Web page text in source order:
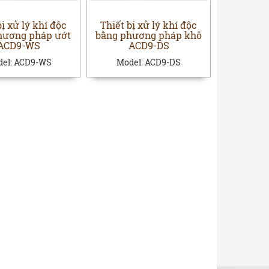
xử lý khí độc
pháp ướt
WS
ACD9-WS
Thiết bị xử lý khí độc
bằng phương pháp khô
ACD9-DS
Model:ACD9-DS